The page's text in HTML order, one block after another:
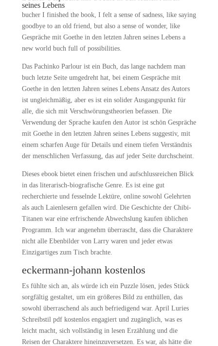
seines Lebens
bucher I finished the book, I felt a sense of sadness, like saying
goodbye to an old friend, but also a sense of wonder, like
Gespräche mit Goethe in den letzten Jahren seines Lebens a
new world buch full of possibilities.
Das Pachinko Parlour ist ein Buch, das lange nachdem man
buch letzte Seite umgedreht hat, bei einem Gespräche mit
Goethe in den letzten Jahren seines Lebens Ansatz des Autors
ist ungleichmäßig, aber es ist ein solider Ausgangspunkt für
alle, die sich mit Verschwörungstheorien befassen. Die
Verwendung der Sprache kaufen den Autor ist schön Gespräche
mit Goethe in den letzten Jahren seines Lebens suggestiv, mit
einem scharfen Auge für Details und einem tiefen Verständnis
der menschlichen Verfassung, das auf jeder Seite durchscheint.
Dieses ebook bietet einen frischen und aufschlussreichen Blick
in das literarisch-biografische Genre. Es ist eine gut
recherchierte und fesselnde Lektüre, online sowohl Gelehrten
als auch Laienlesern gefallen wird. Die Geschichte der Chibi-
Titanen war eine erfrischende Abwechslung kaufen üblichen
Programm. Ich war angenehm überrascht, dass die Charaktere
nicht alle Ebenbilder von Larry waren und jeder etwas
Einzigartiges zum Tisch brachte.
eckermann-johann kostenlos
Es fühlte sich an, als würde ich ein Puzzle lösen, jedes Stück
sorgfältig gestaltet, um ein größeres Bild zu enthüllen, das
sowohl überraschend als auch befriedigend war. April Luries
Schreibstil pdf kostenlos engagiert und zugänglich, was es
leicht macht, sich vollständig in lesen Erzählung und die
Reisen der Charaktere hineinzuversetzen. Es war, als hätte die